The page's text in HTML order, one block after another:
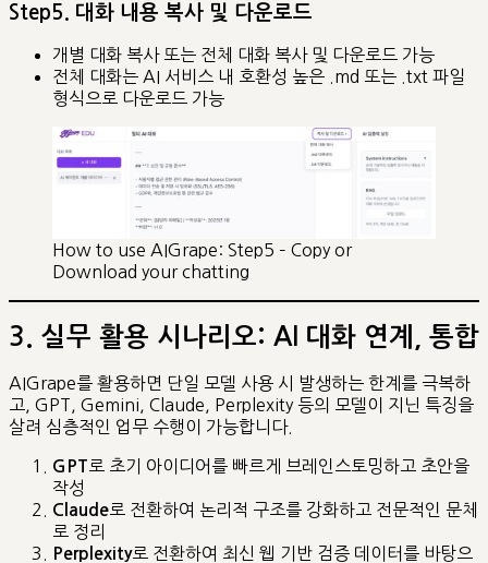
Step5. 대화 내용 복사 및 다운로드
개별 대화 복사 또는 전체 대화 복사 및 다운로드 가능
전체 대화는 AI 서비스 내 호환성 높은 .md 또는 .txt 파일
형식으로 다운로드 가능
How to use AIGrape: Step5 – Copy or
Download your chatting
3. 실무 활용 시나리오: AI 대화 연계, 통합
AIGrape를 활용하면 단일 모델 사용 시 발생하는 한계를 극복하
고, GPT, Gemini, Claude, Perplexity 등의 모델이 지닌 특징을
살려 심층적인 업무 수행이 가능합니다.
GPT 로 초기 아이디어를 빠르게 브레인스토밍하고 초안을
작성
Claude로 전환하여 논리적 구조를 강화하고 전문적인 문체
로 정리
Perplexity로 전환하여 최신 웹 기반 검증 데이터를 바탕으